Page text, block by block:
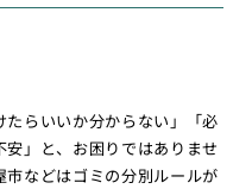
たらいいか分からない」「必
」と、お困りではありませ
などはゴミの分別ルールが